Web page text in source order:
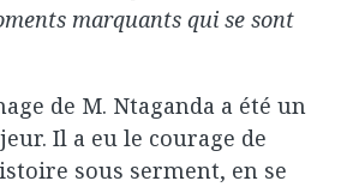
marquants qui se sont
de M. Ntaganda a été un
Il a eu le courage de
sous serment, en se